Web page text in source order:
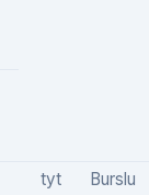
tyt Burslu